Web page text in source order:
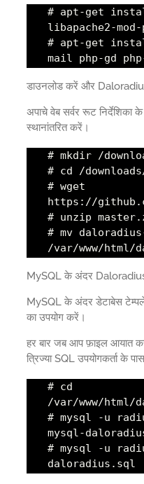
# apt-get
libapache2-
# apt-get
mail php-gd
डाउनलोड करें और
अपाचे वेब सर्वर रूट
स्थानांतरित करें।
# mkdir /
# cd /
# wget
https://
# unzip
# mv
/var/www/html/
MySQL के अंदर
MySQL के अंदर डेटाबेस
का उपयोग करें।
हर बार जब आप फ़ाइल आयात
त्रिज्या SQL उपयोगकर्ता के
# cd
/var/www/html/
# mysql -u
mysql-
# mysql -u
daloradius.sql